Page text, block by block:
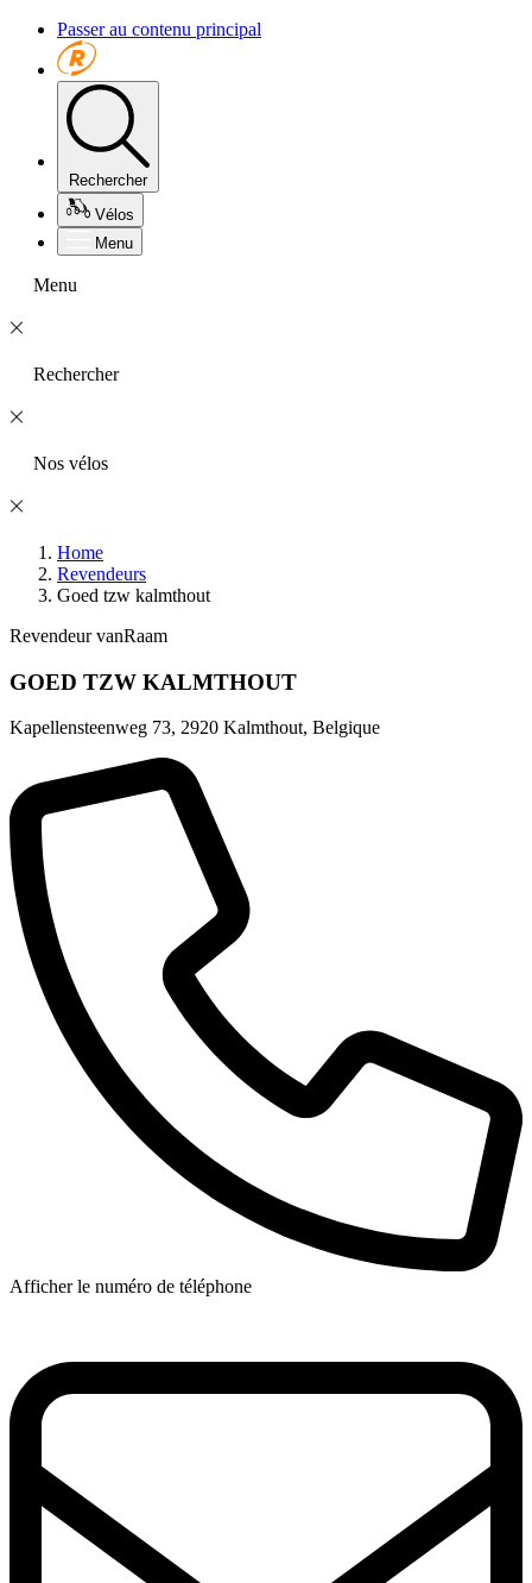
Passer au contenu principal
Rechercher
Vélos
Menu
Menu
Rechercher
Nos vélos
Home
Revendeurs
Goed tzw kalmthout
Revendeur vanRaam
GOED TZW KALMTHOUT
Kapellensteenweg 73, 2920 Kalmthout, Belgique
Afficher le numéro de téléphone